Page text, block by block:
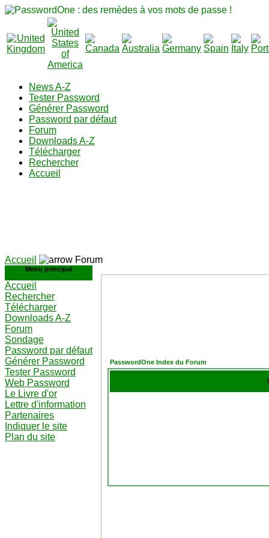
News A-Z
Tester Password
Générer Password
Password par défaut
Forum
Downloads A-Z
Télécharger
Rechercher
Accueil
Accueil
Forum
Menu principal
Accueil
Rechercher
Télécharger
Downloads A-Z
Forum
Sondage
Password par défaut
Générer Password
Tester Password
Web Password
Le Livre d'or
Lettre d'information
Partenaires
Indiquer le site
Plan du site
PasswordOne Index du Forum